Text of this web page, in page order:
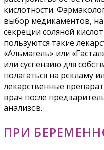
кислотности.
выбор медикаментов,
секреции соляной
пользуются такие
«Альмагель» или
или суспензию для
полагаться на рекламу
лекарственные
врач после
анализов.
ПРИ